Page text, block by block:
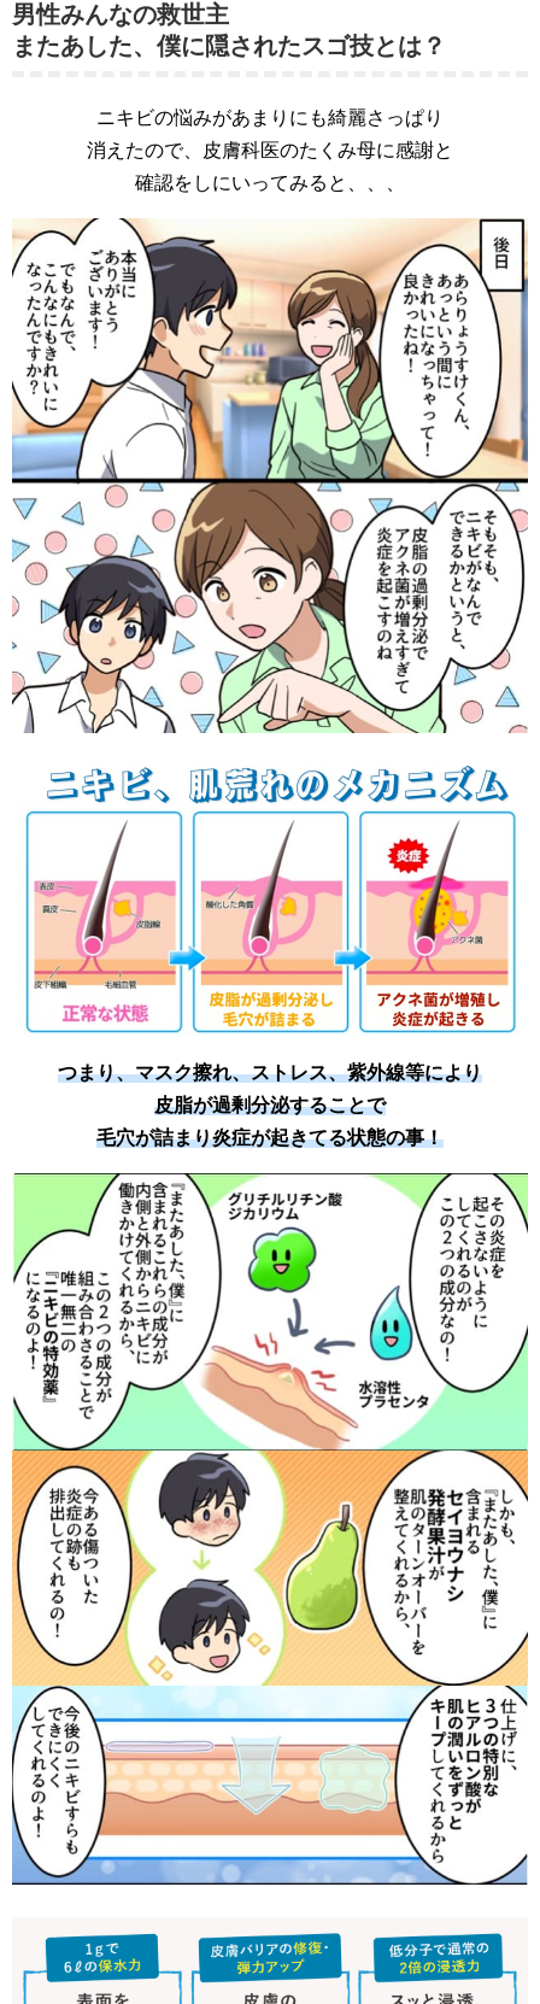
男性みんなの救世主
またあした、僕に隠されたスゴ技とは？
ニキビの悩みがあまりにも綺麗さっぱり
消えたので、皮膚科医のたくみ母に感謝と
確認をしにいってみると、、、
つまり、マスク擦れ、ストレス、紫外線等により
皮脂が過剰分泌することで
毛穴が詰まり炎症が起きてる状態の事！